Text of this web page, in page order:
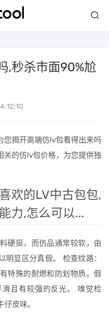
,秒杀市面90%尬
您揭开高端仿lv包看得出来吗
关的仿lv包价格，为您提供独
欢的LV中古包包,
力,怎么可以...
硬挺，而仿品通常较软，由
显区分真假。 检查纹路：
特殊的耐燃和防划物质。假
且有较强的反光。 嗅觉检
皮味。